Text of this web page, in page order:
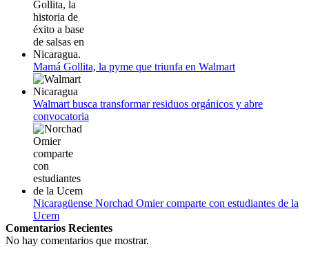
Mamá Gollita, la pyme que triunfa en Walmart
Walmart busca transformar residuos orgánicos y abre
convocatoria
Nicaragüense Norchad Omier comparte con estudiantes de la
Ucem
Comentarios Recientes
No hay comentarios que mostrar.